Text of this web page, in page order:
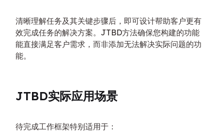
清晰理解任务及其关键步骤后，即可设计帮助客户更有
效完成任务的解决方案。JTBD方法确保您构建的功能
能直接满足客户需求，而非添加无法解决实际问题的功
能。
JTBD实际应用场景
待完成工作框架特别适用于：